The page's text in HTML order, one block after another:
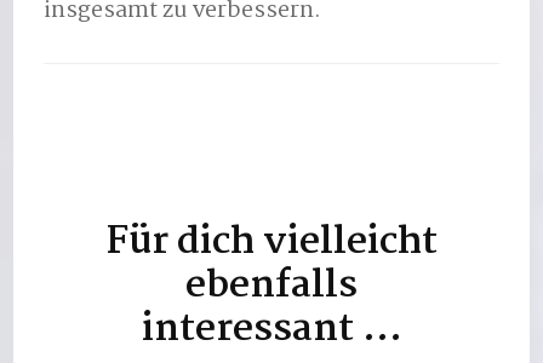
insgesamt zu verbessern.
Beitragsnavigation
Für dich vielleicht
ebenfalls
interessant …